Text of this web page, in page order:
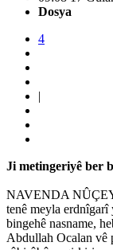
Dosya
4
|
Ji metingeriyê ber
NAVENDA
tenê meyla
bingehê nasname,
Abdullah Ocalan vê